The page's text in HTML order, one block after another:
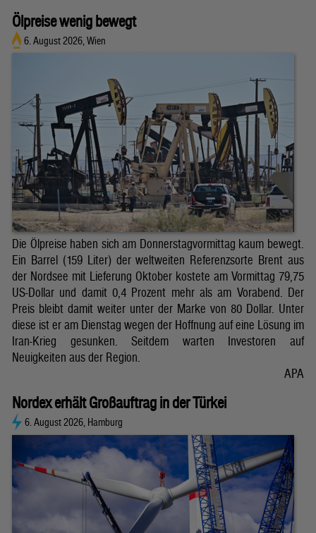
Ölpreise wenig bewegt
6. August 2026, Wien
Die Ölpreise haben sich am Donnerstagvormittag kaum bewegt.
Ein Barrel (159 Liter) der weltweiten Referenzsorte Brent aus
der Nordsee mit Lieferung Oktober kostete am Vormittag 79,75
US-Dollar und damit 0,4 Prozent mehr als am Vorabend. Der
Preis bleibt damit weiter unter der Marke von 80 Dollar. Unter
diese ist er am Dienstag wegen der Hoffnung auf eine Lösung im
Iran-Krieg gesunken. Seitdem warten Investoren auf
Neuigkeiten aus der Region.
APA
Nordex erhält Großauftrag in der Türkei
6. August 2026, Hamburg